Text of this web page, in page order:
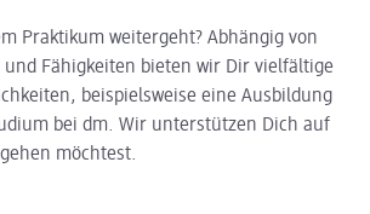
Praktikum weitergeht? Abhängig von
und Fähigkeiten bieten wir Dir vielfältige
beispielsweise eine Ausbildung
bei dm. Wir unterstützen Dich auf
möchtest.